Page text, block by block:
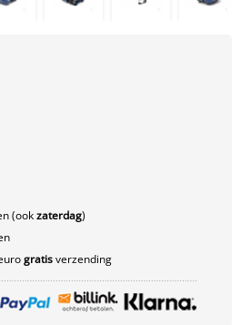
(ookzaterdag)
gratisverzending